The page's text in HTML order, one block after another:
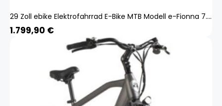
29 Zoll ebike Elektrofahrrad E-Bike MTB Modell e-Fionna 7.8 CRUSSIS 2023 Pedelec 14,5Ah 522Wh 80Nm Rahmenhöhe 17
1.799,90 €